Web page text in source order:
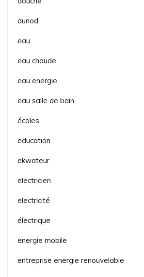
dunod
eau
eau chaude
eau energie
eau salle de bain
écoles
education
ekwateur
electricien
electricité
électrique
energie mobile
entreprise energie renouvelable